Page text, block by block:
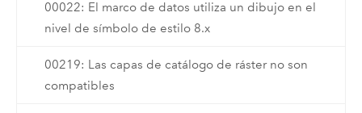
00022: El marco de datos utiliza un dibujo en el
nivel de símbolo de estilo 8.x
00219: Las capas de catálogo de ráster no son
compatibles